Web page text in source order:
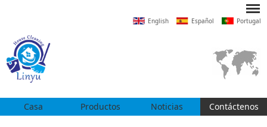
English Español Portugal
Casa Productos Noticias Contáctenos